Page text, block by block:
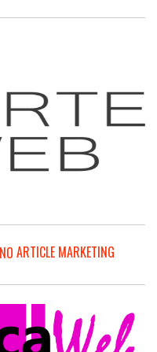
ARTICLE MARKETING